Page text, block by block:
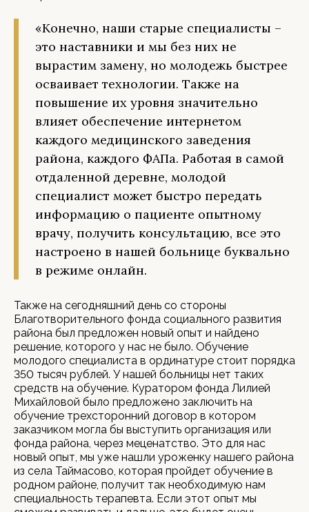
«Конечно, наши старые специалисты –
это наставники и мы без них не
вырастим замену, но молодежь быстрее
осваивает технологии. Также на
повышение их уровня значительно
влияет обеспечение интернетом
каждого медицинского заведения
района, каждого ФАПа. Работая в самой
отдаленной деревне, молодой
специалист может быстро передать
информацию о пациенте опытному
врачу, получить консультацию, все это
настроено в нашей больнице буквально
в режиме онлайн.
Также на сегодняшний день со стороны
Благотворительного фонда социального развития
района был предложен новый опыт и найдено
решение, которого у нас не было. Обучение
молодого специалиста в ординатуре стоит порядка
350 тысяч рублей. У нашей больницы нет таких
средств на обучение. Куратором фонда Лилией
Михайловой было предложено заключить на
обучение трехсторонний договор в котором
заказчиком могла бы выступить организация или
фонда района, через меценатство. Это для нас
новый опыт, мы уже нашли уроженку нашего района
из села Таймасово, которая пройдет обучение в
родном районе, получит так необходимую нам
специальность терапевта. Если этот опыт мы